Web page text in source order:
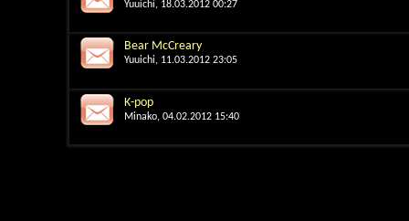
Yuuichi, 18.03.2012 00:27
Bear McCreary
Yuuichi, 11.03.2012 23:05
K-pop
Minako, 04.02.2012 15:40